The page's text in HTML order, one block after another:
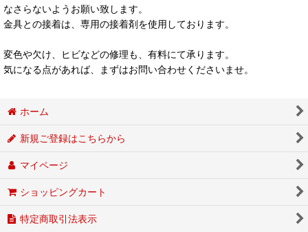
なさらないようお願い致します。
金具との接着は、専用の接着剤を使用しております。
変色や欠け、ヒビなどの修理も、有料にて承ります。
気になる点があれば、まずはお問い合わせくださいませ。
ホーム
新規ご登録はこちらから
マイページ
ショッピングカート
特定商取引法表示